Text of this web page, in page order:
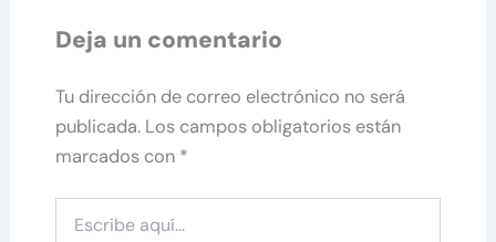
Deja un comentario
Tu dirección de correo electrónico no será
publicada. Los campos obligatorios están
marcados con *
aquí...